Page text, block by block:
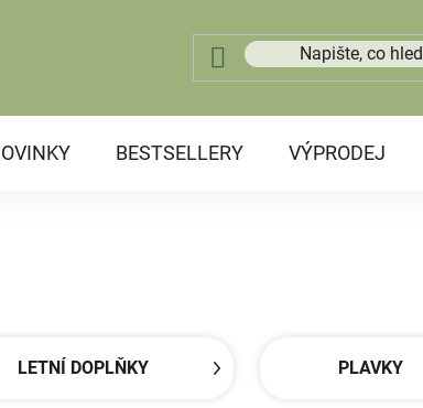
BESTSELLERY VÝPRODEJ
LETNÍ DOPLŇKY PLAVKY